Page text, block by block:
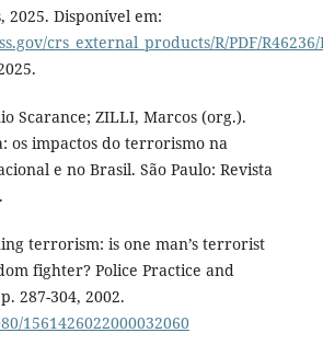
2025. Disponível em:
crs_external_products/R/PDF/
Scarance; ZILLI, Marcos (org.).
os impactos do terrorismo na
e no Brasil. São Paulo: Revista
terrorism: is one man’s terrorist
fighter? Police Practice and
287-304, 2002.
1561426022000032060